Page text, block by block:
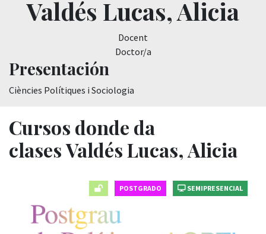
Valdés Lucas, Alicia
Docent
Doctor/a
Presentación
Ciències Polítiques i Sociologia
Cursos donde da
clases Valdés Lucas, Alicia
POSTGRADO SEMIPRESENCIAL